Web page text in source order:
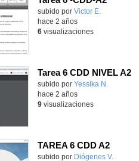
subido por Victor E.
hace 2 años
6visualizaciones
Tarea 6 CDD NIVEL A2
Contenido educativo.
subido por Yessika N.
hace 2 años
9visualizaciones
TAREA 6 CDD A2
Contenido educativo.
subido por Diógenes V.